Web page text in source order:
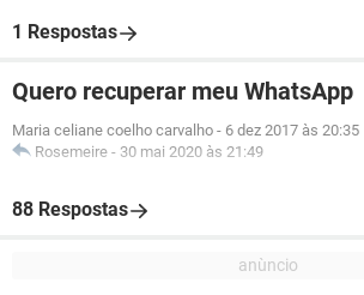
1 Respostas
Quero recuperar meu WhatsApp
Maria celiane coelho carvalho - 6 dez 2017 às 20:35
Rosemeire - 30 mai 2020 às 21:49
88 Respostas